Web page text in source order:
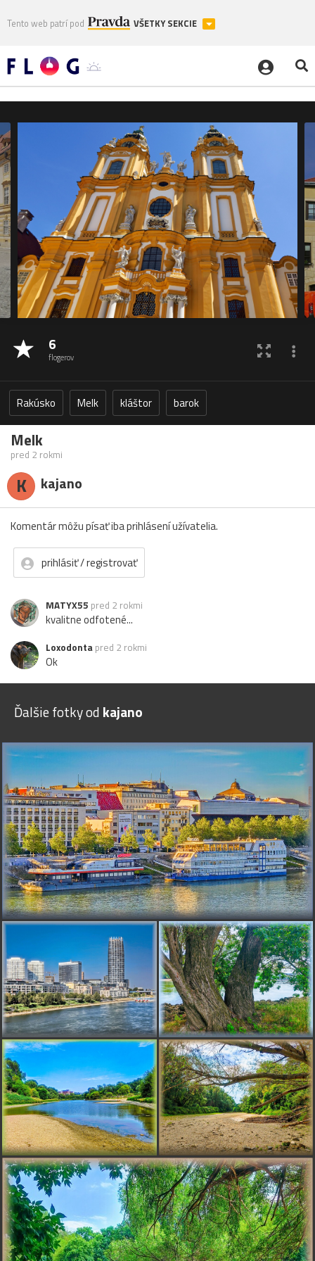
Tento web patrí pod VŠETKY SEKCIE
6
flogerov
Rakúsko Melk kláštor barok
Melk
pred 2 rokmi
K kajano
Komentár môžu písať iba prihlásení užívatelia.
prihlásiť / registrovať
MATYX55 pred 2 rokmi
kvalitne odfotené...
Loxodonta pred 2 rokmi
Ok
Ďalšie fotky od kajano